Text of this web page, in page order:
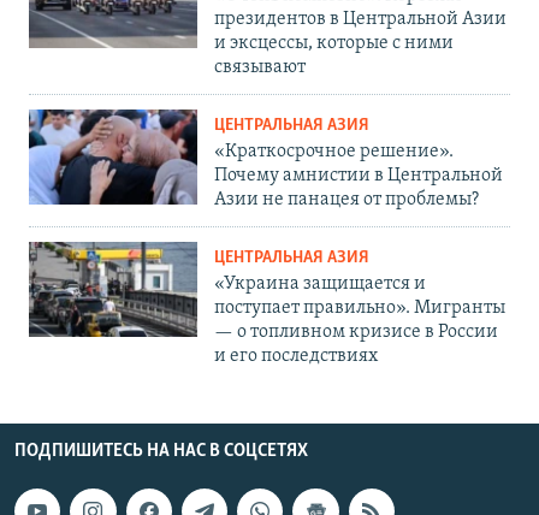
президентов в Центральной Азии
и эксцессы, которые с ними
связывают
ЦЕНТРАЛЬНАЯ АЗИЯ
«Краткосрочное решение».
Почему амнистии в Центральной
Азии не панацея от проблемы?
ЦЕНТРАЛЬНАЯ АЗИЯ
«Украина защищается и
поступает правильно». Мигранты
— о топливном кризисе в России
и его последствиях
ПОДПИШИТЕСЬ НА НАС В СОЦСЕТЯХ